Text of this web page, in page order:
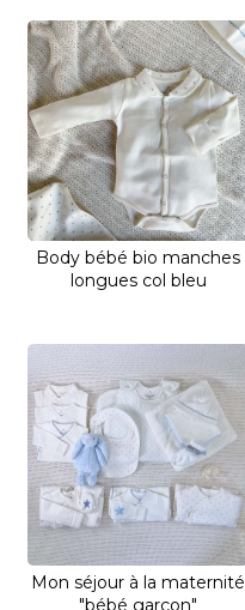
Body bébé bio manches
longues col bleu
Mon séjour à la maternité
"bébé garçon"